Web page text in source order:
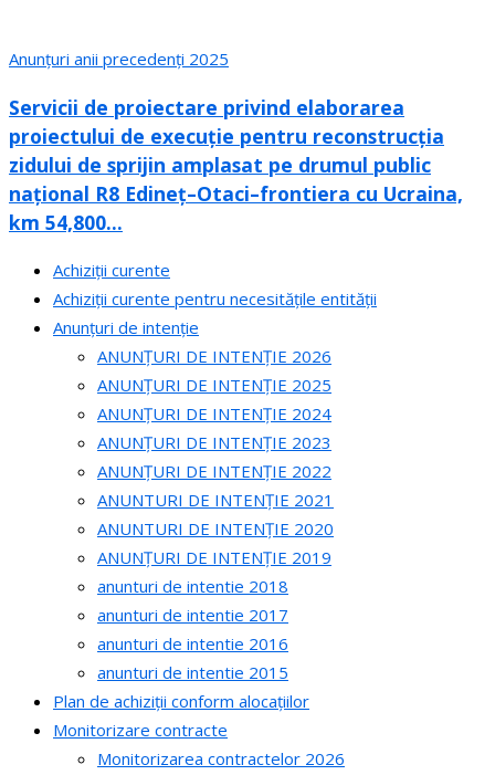
Anunțuri anii precedenți 2025
Servicii de proiectare privind elaborarea
proiectului de execuție pentru reconstrucția
zidului de sprijin amplasat pe drumul public
național R8 Edineț–Otaci–frontiera cu Ucraina,
km 54,800...
Achiziții curente
Achiziții curente pentru necesitățile entității
Anunțuri de intenție
ANUNȚURI DE INTENȚIE 2026
ANUNȚURI DE INTENȚIE 2025
ANUNȚURI DE INTENȚIE 2024
ANUNȚURI DE INTENȚIE 2023
ANUNȚURI DE INTENȚIE 2022
ANUNTURI DE INTENȚIE 2021
ANUNTURI DE INTENȚIE 2020
ANUNȚURI DE INTENȚIE 2019
anunturi de intentie 2018
anunturi de intentie 2017
anunturi de intentie 2016
anunturi de intentie 2015
Plan de achiziții conform alocațiilor
Monitorizare contracte
Monitorizarea contractelor 2026